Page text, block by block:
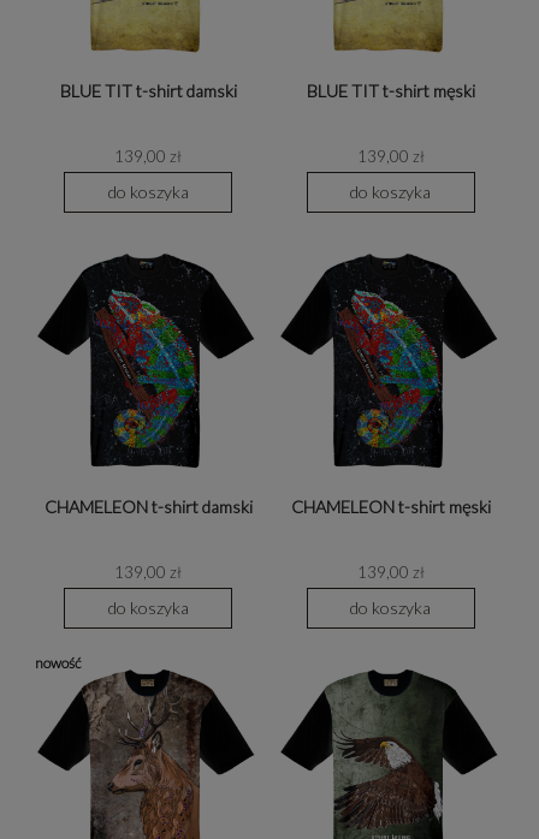
BLUE TIT t-shirt damski
139,00 zł
do koszyka
BLUE TIT t-shirt męski
139,00 zł
do koszyka
CHAMELEON t-shirt damski
139,00 zł
do koszyka
CHAMELEON t-shirt męski
139,00 zł
do koszyka
nowość